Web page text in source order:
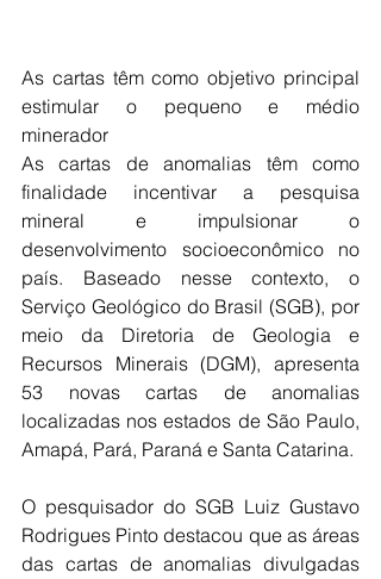
As cartas têm como objetivo principal
estimular o pequeno e médio
minerador
As cartas de anomalias têm como
finalidade incentivar a pesquisa
mineral e impulsionar o
desenvolvimento socioeconômico no
país. Baseado nesse contexto, o
Serviço Geológico do Brasil (SGB), por
meio da Diretoria de Geologia e
Recursos Minerais (DGM), apresenta
53 novas cartas de anomalias
localizadas nos estados de São Paulo,
Amapá, Pará, Paraná e Santa Catarina.
O pesquisador do SGB Luiz Gustavo
Rodrigues Pinto destacou que as áreas
das cartas de anomalias divulgadas